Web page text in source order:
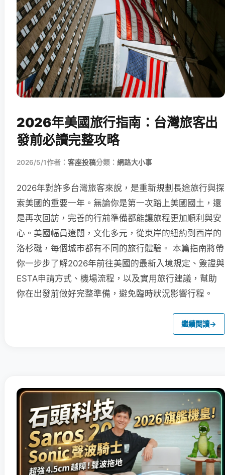
2026年美國旅行指南：台灣旅客出
發前必讀完整攻略
2026/5/1作者： 客座投稿分類： 網路大小事
2026年對許多台灣旅客來說，是重新規劃長途旅行與探
索美國的重要一年。無論你是第一次踏上美國國土，還
是再次回訪，完善的行前準備都能讓旅程更加順利與安
心。美國幅員遼闊，文化多元，從東岸的紐約到西岸的
洛杉磯，每個城市都有不同的旅行體驗。 本篇指南將帶
你一步步了解2026年前往美國的最新入境規定、簽證與
ESTA申請方式、機場流程，以及實用旅行建議，幫助
你在出發前做好完整準備，避免臨時狀況影響行程。
繼續閱讀→